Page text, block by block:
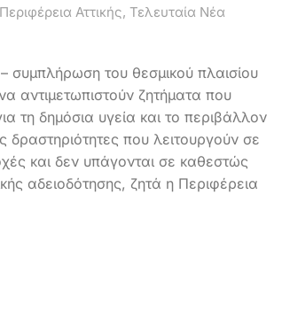
Περιφέρεια Αττικής, Τελευταία Νέα
συμπλήρωση του θεσμικού πλαισίου
αντιμετωπιστούν ζητήματα που
τη δημόσια υγεία και το περιβάλλον
δραστηριότητες που λειτουργούν σε
και δεν υπάγονται σε καθεστώς
αδειοδότησης, ζητά η Περιφέρεια